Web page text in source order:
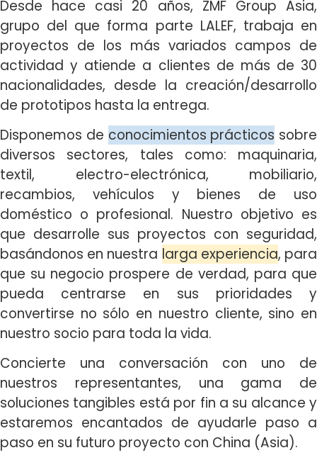
Desde hace casi 20 años, ZMF Group Asia,
grupo del que forma parte LALEF, trabaja en
proyectos de los más variados campos de
actividad y atiende a clientes de más de 30
nacionalidades, desde la creación/desarrollo
de prototipos hasta la entrega.
Disponemos de conocimientos prácticos sobre
diversos sectores, tales como: maquinaria,
textil, electro-electrónica, mobiliario,
recambios, vehículos y bienes de uso
doméstico o profesional. Nuestro objetivo es
que desarrolle sus proyectos con seguridad,
basándonos en nuestra larga experiencia, para
que su negocio prospere de verdad, para que
pueda centrarse en sus prioridades y
convertirse no sólo en nuestro cliente, sino en
nuestro socio para toda la vida.
Concierte una conversación con uno de
nuestros representantes, una gama de
soluciones tangibles está por fin a su alcance y
estaremos encantados de ayudarle paso a
paso en su futuro proyecto con China (Asia).